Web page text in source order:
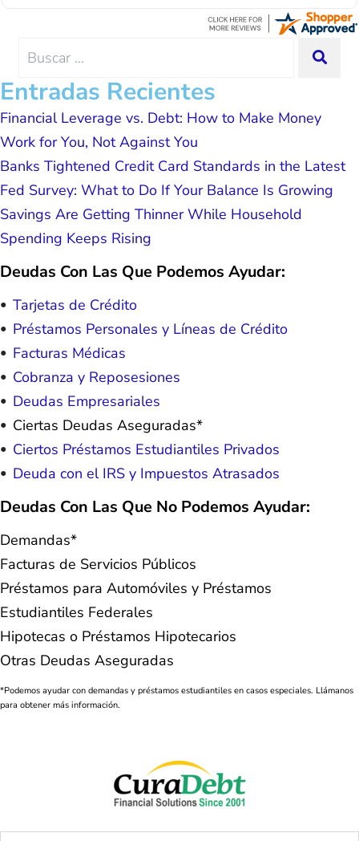
hope. I look forward to better days for
possible because of J Miller, and I am
Search
Entradas Recientes
Financial Leverage vs. Debt: How to Make Money
Work for You, Not Against You
Banks Tightened Credit Card Standards in the Latest
Fed Survey: What to Do If Your Balance Is Growing
Savings Are Getting Thinner While Household
Spending Keeps Rising
Deudas Con Las Que Podemos Ayudar:
Tarjetas de Crédito
Préstamos Personales y Líneas de Crédito
Facturas Médicas
Cobranza y Reposesiones
Deudas Empresariales
Ciertas Deudas Aseguradas*
Ciertos Préstamos Estudiantiles Privados
Deuda con el IRS y Impuestos Atrasados
Deudas Con Las Que No Podemos Ayudar:
Demandas*
Facturas de Servicios Públicos
Préstamos para Automóviles y Préstamos
Estudiantiles Federales
Hipotecas o Préstamos Hipotecarios
Otras Deudas Aseguradas
*Podemos ayudar con demandas y préstamos estudiantiles en casos especiales. Llámanos
para obtener más información.